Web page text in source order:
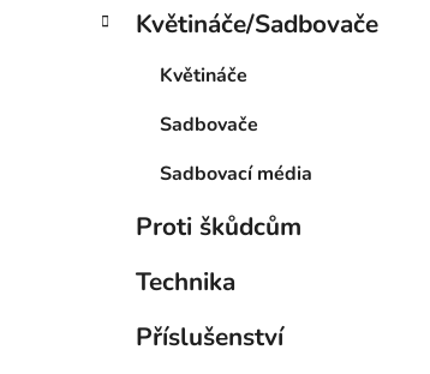
Květináče/Sadbovače
Květináče
Sadbovače
Sadbovací média
Proti škůdcům
Technika
Příslušenství